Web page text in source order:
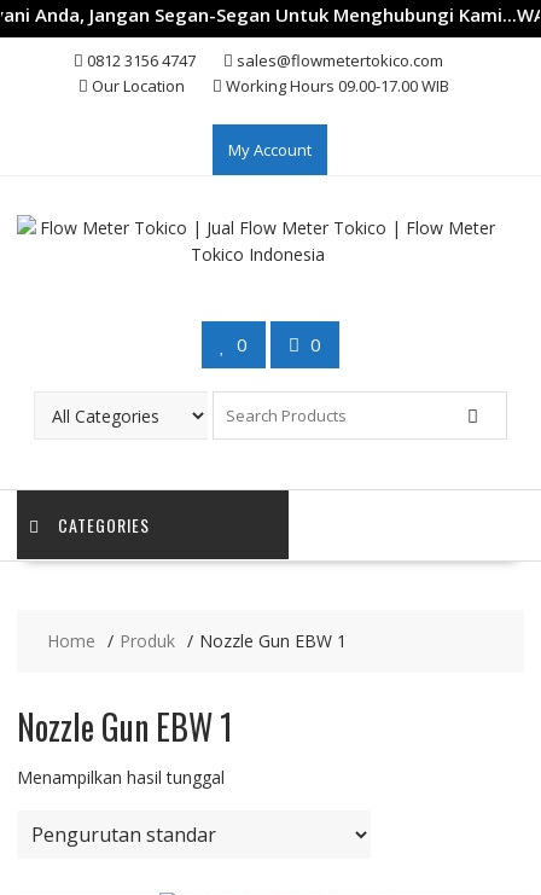
Anda, Jangan Segan-Segan Untuk Menghubungi
0812 3156 4747
sales@flowmetertokico.com
Our Location
Working Hours 09.00-17.00 WIB
My Account
0 0
CATEGORIES
Home Produk Nozzle Gun EBW 1
Nozzle Gun EBW 1
Menampilkan hasil tunggal